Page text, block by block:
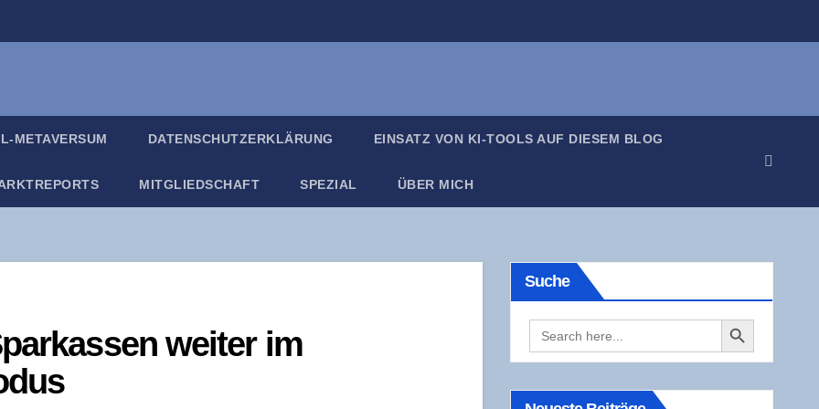
META­VER­SUM DATEN­SCHUTZ­ER­KLÄ­RUNG EIN­SATZ VON KI-TOOLS AUF DIE­SEM BLOG
MIT­GLIED­SCHAFT SPE­ZI­AL ÜBER MICH
wei­ter im
Suche
Search
for:
Search Button